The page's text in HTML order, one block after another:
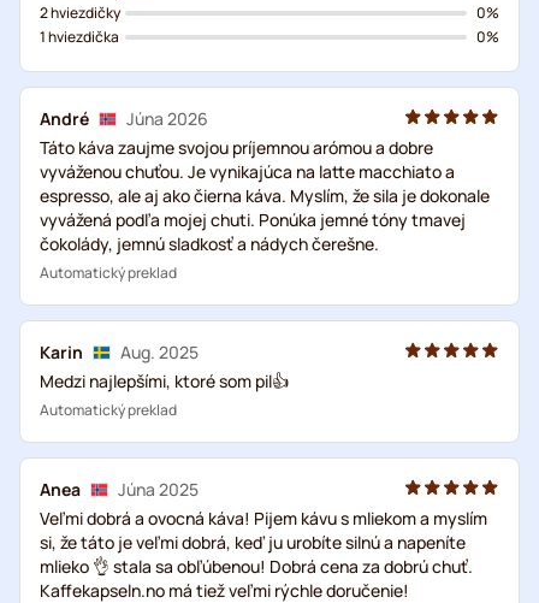
2 hviezdičky
1 hviezdička
0%
0%
André
Júna 2026
Táto káva zaujme svojou príjemnou arómou a dobre
vyváženou chuťou. Je vynikajúca na latte macchiato a
espresso, ale aj ako čierna káva. Myslím, že sila je dokonale
vyvážená podľa mojej chuti. Ponúka jemné tóny tmavej
čokolády, jemnú sladkosť a nádych čerešne.
Automatický preklad
Karin
Aug. 2025
Medzi najlepšími, ktoré som pil👍
Automatický preklad
Anea
Júna 2025
Veľmi dobrá a ovocná káva! Pijem kávu s mliekom a myslím
si, že táto je veľmi dobrá, keď ju urobíte silnú a napeníte
mlieko 👌 stala sa obľúbenou! Dobrá cena za dobrú chuť.
Kaffekapseln.no má tiež veľmi rýchle doručenie!